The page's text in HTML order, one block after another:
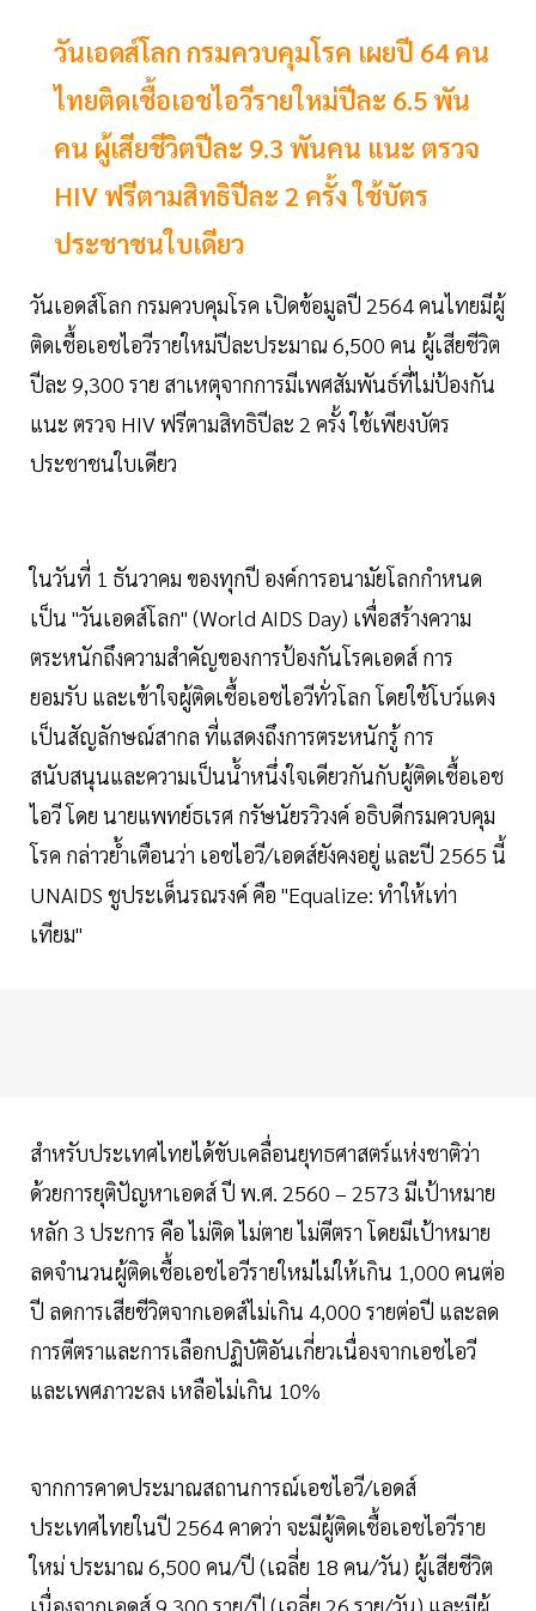
วันเอดส์โลก กรมควบคุมโรค เผยปี 64 คน
ไทยติดเชื้อเอชไอวีรายใหม่ปีละ 6.5 พัน
คน ผู้เสียชีวิตปีละ 9.3 พันคน แนะ ตรวจ
HIV ฟรีตามสิทธิปีละ 2 ครั้ง ใช้บัตร
ประชาชนใบเดียว
วันเอดส์โลก กรมควบคุมโรค เปิดข้อมูลปี 2564 คนไทยมีผู้
ติดเชื้อเอชไอวีรายใหม่ปีละประมาณ 6,500 คน ผู้เสียชีวิต
ปีละ 9,300 ราย สาเหตุจากการมีเพศสัมพันธ์ที่ไม่ป้องกัน
แนะ ตรวจ HIV ฟรีตามสิทธิปีละ 2 ครั้ง ใช้เพียงบัตร
ประชาชนใบเดียว
ในวันที่ 1 ธันวาคม ของทุกปี องค์การอนามัยโลกกำหนด
เป็น "วันเอดส์โลก" (World AIDS Day) เพื่อสร้างความ
ตระหนักถึงความสำคัญของการป้องกันโรคเอดส์ การ
ยอมรับ และเข้าใจผู้ติดเชื้อเอชไอวีทั่วโลก โดยใช้โบว์แดง
เป็นสัญลักษณ์สากล ที่แสดงถึงการตระหนักรู้ การ
สนับสนุนและความเป็นน้ำหนึ่งใจเดียวกันกับผู้ติดเชื้อเอช
ไอวี โดย นายแพทย์ธเรศ กรัษนัยรวิวงค์ อธิบดีกรมควบคุม
โรค กล่าวย้ำเตือนว่า เอชไอวี/เอดส์ยังคงอยู่ และปี 2565 นี้
UNAIDS ชูประเด็นรณรงค์ คือ "Equalize: ทำให้เท่า
เทียม"
สำหรับประเทศไทยได้ขับเคลื่อนยุทธศาสตร์แห่งชาติว่า
ด้วยการยุติปัญหาเอดส์ ปี พ.ศ. 2560 – 2573 มีเป้าหมาย
หลัก 3 ประการ คือ ไม่ติด ไม่ตาย ไม่ตีตรา โดยมีเป้าหมาย
ลดจำนวนผู้ติดเชื้อเอชไอวีรายใหม่ไม่ให้เกิน 1,000 คนต่อ
ปี ลดการเสียชีวิตจากเอดส์ไม่เกิน 4,000 รายต่อปี และลด
การตีตราและการเลือกปฏิบัติอันเกี่ยวเนื่องจากเอชไอวี
และเพศภาวะลง เหลือไม่เกิน 10%
จากการคาดประมาณสถานการณ์เอชไอวี/เอดส์
ประเทศไทยในปี 2564 คาดว่า จะมีผู้ติดเชื้อเอชไอวีราย
ใหม่ ประมาณ 6,500 คน/ปี (เฉลี่ย 18 คน/วัน) ผู้เสียชีวิต